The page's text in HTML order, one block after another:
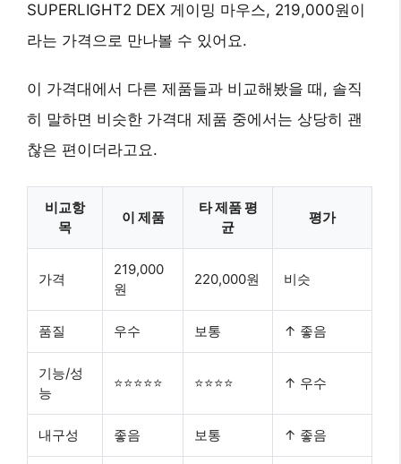
SUPERLIGHT2 DEX 게이밍 마우스, 219,000원이
라는 가격으로 만나볼 수 있어요.
이 가격대에서 다른 제품들과 비교해봤을 때, 솔직
히 말하면 비슷한 가격대 제품 중에서는 상당히 괜
찮은 편이더라고요.
비교항
목
이 제품
타 제품 평
균
평가
가격
219,000
원
220,000원 비슷
품질 우수 보통 ↑ 좋음
기능/성
능
⭐⭐⭐⭐⭐ ⭐⭐⭐⭐ ↑ 우수
내구성 좋음 보통 ↑ 좋음